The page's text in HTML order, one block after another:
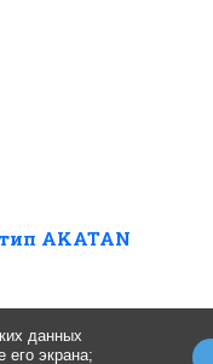
данных
его экрана;